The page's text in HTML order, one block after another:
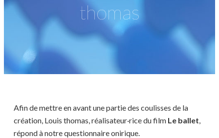
thomas
Afin de mettre en avant une partie des coulisses de la
création, Louis thomas, réalisateur·rice du film Le ballet,
répond à notre questionnaire onirique.